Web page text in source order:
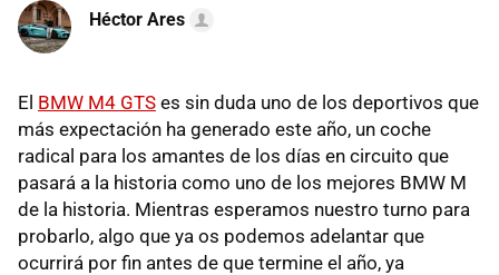
Héctor Ares
El BMW M4 GTS es sin duda uno de los deportivos que
más expectación ha generado este año, un coche
radical para los amantes de los días en circuito que
pasará a la historia como uno de los mejores BMW M
de la historia. Mientras esperamos nuestro turno para
probarlo, algo que ya os podemos adelantar que
ocurrirá por fin antes de que termine el año, ya